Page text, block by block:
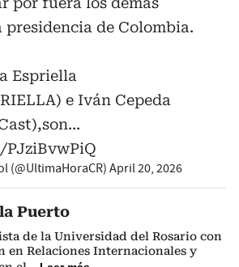
presidencia de Colombia.
Espriella
) e Iván Cepeda
),son…
(@UltimaHoraCR) April 20, 2026
Puerto
de la Universidad del Rosario con
en Relaciones Internacionales y